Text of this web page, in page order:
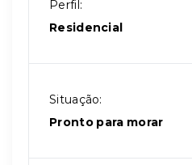
Perfil:
Residencial
Situação:
Pronto para morar